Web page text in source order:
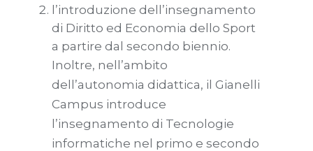
l’introduzione dell’insegnamento
di Diritto ed Economia dello Sport
a partire dal secondo biennio.
Inoltre, nell’ambito
dell’autonomia didattica, il Gianelli
Campus introduce
l’insegnamento di Tecnologie
informatiche nel primo e secondo